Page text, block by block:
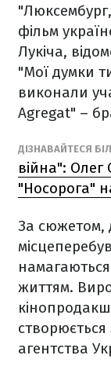
фільм
Лукіча,
"Мої думки
виконали
Agregat" –
ДІЗНАВАЙТЕСЯ
війна":
"Носорога"
За сюжетом,
життям.
агентства